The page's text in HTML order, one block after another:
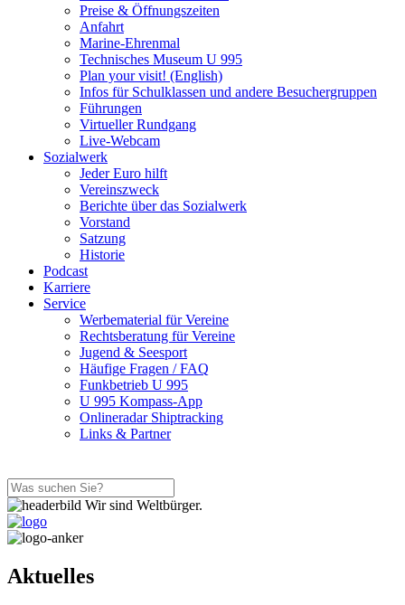
Preise & Öffnungszeiten
Anfahrt
Marine-Ehrenmal
Technisches Museum U 995
Plan your visit! (English)
Infos für Schulklassen und andere Besuchergruppen
Führungen
Virtueller Rundgang
Live-Webcam
Sozialwerk
Jeder Euro hilft
Vereinszweck
Berichte über das Sozialwerk
Vorstand
Satzung
Historie
Podcast
Karriere
Service
Werbematerial für Vereine
Rechtsberatung für Vereine
Jugend & Seesport
Häufige Fragen / FAQ
Funkbetrieb U 995
U 995 Kompass-App
Onlineradar Shiptracking
Links & Partner
Wir sind Weltbürger.
Aktuelles